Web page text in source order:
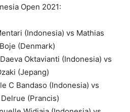
Open 2021:
(Indonesia) vs Mathias
(Denmark)
Oktavianti (Indonesia) vs
(Jepang)
C Bandaso (Indonesia) vs
(Prancis)